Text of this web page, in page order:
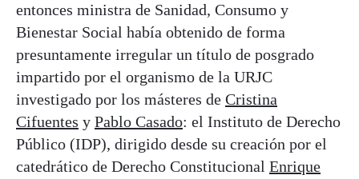
entonces ministra de Sanidad, Consumo y
Bienestar Social había obtenido de forma
presuntamente irregular un título de posgrado
impartido por el organismo de la URJC
investigado por los másteres de Cristina
Cifuentes y Pablo Casado: el Instituto de Derecho
Público (IDP), dirigido desde su creación por el
catedrático de Derecho Constitucional Enrique